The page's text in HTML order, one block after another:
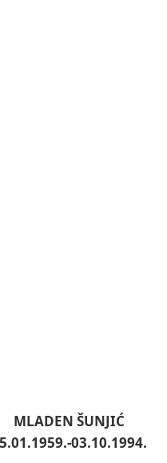
MLADEN ŠUNJIĆ
03.10.1994.